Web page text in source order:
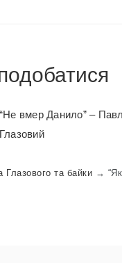
“Не вмер Данило” –
Глазовий
Глазового та байки →